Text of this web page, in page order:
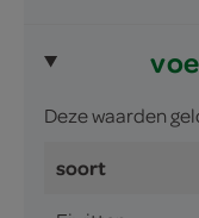
Deze waarden
soort